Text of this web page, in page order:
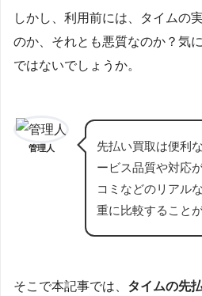
しかし、利用前には、タイムの
のか、それとも悪質なのか？気
ではないでしょうか。
管理人
先払い買取は便利
ービス品質や対応
コミなどのリアル
重に比較すること
そこで本記事では、 タイムの先